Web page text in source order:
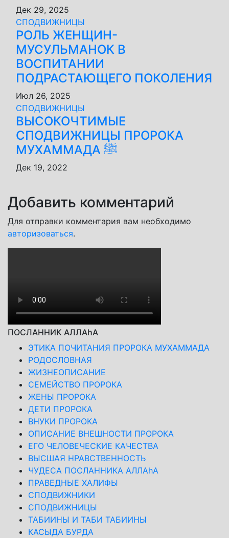
Дек 29, 2025
СПОДВИЖНИЦЫ
РОЛЬ ЖЕНЩИН-
МУСУЛЬМАНОК В
ВОСПИТАНИИ
ПОДРАСТАЮЩЕГО ПОКОЛЕНИЯ
Июл 26, 2025
СПОДВИЖНИЦЫ
ВЫСОКОЧТИМЫЕ
СПОДВИЖНИЦЫ ПРОРОКА
МУХАММАДА ﷺ
Дек 19, 2022
Добавить комментарий
Для отправки комментария вам необходимо
авторизоваться.
ПОСЛАННИК АЛЛАhА
ЭТИКА ПОЧИТАНИЯ ПРОРОКА МУХАММАДА
РОДОСЛОВНАЯ
ЖИЗНЕОПИСАНИЕ
СЕМЕЙСТВО ПРОРОКА
ЖЕНЫ ПРОРОКА
ДЕТИ ПРОРОКА
ВНУКИ ПРОРОКА
ОПИСАНИЕ ВНЕШНОСТИ ПРОРОКА
ЕГО ЧЕЛОВЕЧЕСКИЕ КАЧЕСТВА
ВЫСШАЯ НРАВСТВЕННОСТЬ
ЧУДЕСА ПОСЛАННИКА АЛЛАhА
ПРАВЕДНЫЕ ХАЛИФЫ
СПОДВИЖНИКИ
СПОДВИЖНИЦЫ
ТАБИИНЫ И ТАБИ ТАБИИНЫ
КАСЫДА БУРДА